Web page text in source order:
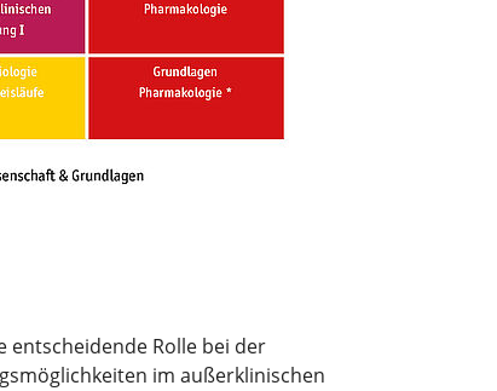
entscheidende Rolle bei der
im außerklinischen